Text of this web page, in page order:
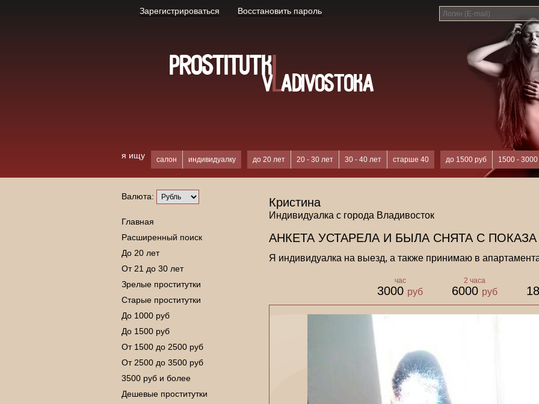
Зарегистрироваться Восстановить пароль
я ищу салон индивидуалку до 20 лет 20 - 30 лет 30 - 40 лет старше 40 до 1500 руб 1500 - 3000
Валюта:
Главная
Расширенный поиск
До 20 лет
От 21 до 30 лет
Зрелые проститутки
Старые проститутки
До 1000 руб
До 1500 руб
От 1500 до 2500 руб
От 2500 до 3500 руб
3500 руб и более
Дешевые проститутки
Кристина
Индивидуалка с города Владивосток
АНКЕТА УСТАРЕЛА И БЫЛА СНЯТА С ПОКАЗА
Я индивидуалка на выезд, а также принимаю в
час
3000 руб
2 часа
6000 руб